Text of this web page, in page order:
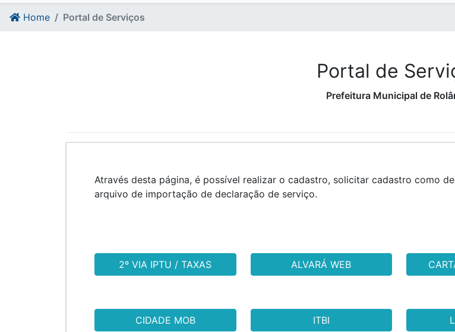
Home Portal de Serviços
Portal de
Prefeitura Municipal de
Através desta página, é possível realizar o cadastro, solicitar cadastro como
arquivo de importação de declaração de serviço.
2º VIA IPTU / TAXAS ALVARÁ WEB
CIDADE MOB ITBI